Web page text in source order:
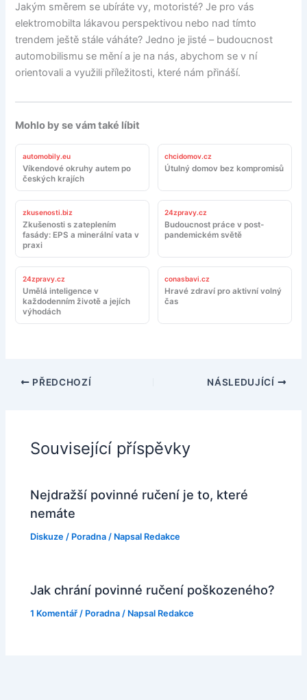
Jakým směrem se ubíráte vy, motoristé? Je pro vás
elektromobilta lákavou perspektivou nebo nad tímto
trendem ještě stále váháte? Jedno je jisté – budoucnost
automobilismu se mění a je na nás, abychom se v ní
orientovali a využili příležitosti, které nám přináší.
Mohlo by se vám také líbit
automobily.eu
Víkendové okruhy autem po
českých krajích
chcidomov.cz
Útulný domov bez kompromisů
zkusenosti.biz
Zkušenosti s zateplením
fasády: EPS a minerální vata v
praxi
24zpravy.cz
Budoucnost práce v post-
pandemickém světě
24zpravy.cz
Umělá inteligence v
každodenním životě a jejích
výhodách
conasbavi.cz
Hravé zdraví pro aktivní volný
čas
PŘEDCHOZÍ NÁSLEDUJÍCÍ
Související příspěvky
Nejdražší povinné ručení je to, které
nemáte
Diskuze / Poradna / Napsal Redakce
Jak chrání povinné ručení poškozeného?
1 Komentář / Poradna / Napsal Redakce